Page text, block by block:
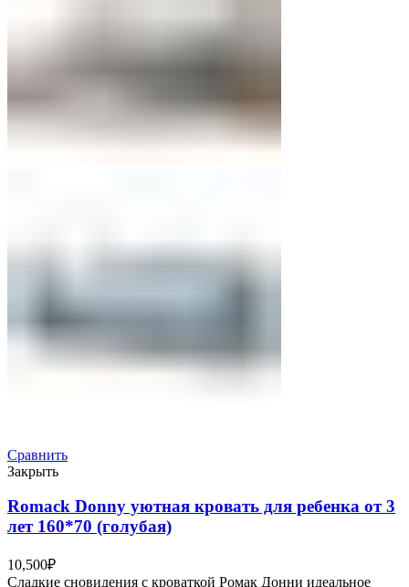
Сравнить
Закрыть
Romack Donny уютная кровать для ребенка от 3
лет 160*70 (голубая)
10,500₽
Сладкие сновидения с кроваткой Ромак Донни идеальное